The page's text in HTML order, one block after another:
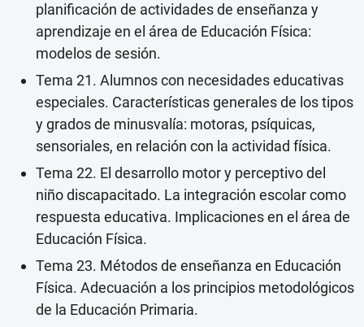
planificación de actividades de enseñanza y
aprendizaje en el área de Educación Física:
modelos de sesión.
Tema 21. Alumnos con necesidades educativas
especiales. Características generales de los tipos
y grados de minusvalía: motoras, psíquicas,
sensoriales, en relación con la actividad física.
Tema 22. El desarrollo motor y perceptivo del
niño discapacitado. La integración escolar como
respuesta educativa. Implicaciones en el área de
Educación Física.
Tema 23. Métodos de enseñanza en Educación
Física. Adecuación a los principios metodológicos
de la Educación Primaria.